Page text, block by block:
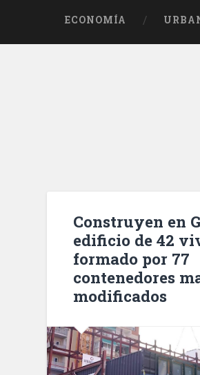
ECONOMÍA
Construyen en
edificio de 42
formado por 77
contenedores
modificados